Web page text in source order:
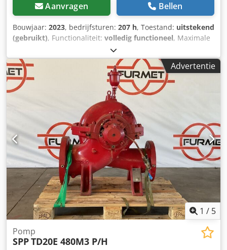
Aanvragen Bellen
Bouwjaar: 2023, bedrijfsturen: 207 h, Toestand: uitstekend
(gebruikt), Functionaliteit: volledig functioneel, Maximale
pompdruk: 55 bar, pompcapaciteit: 3 - 30 m³/h,
opvangtrechter: 300 liter, gewicht: 2.450 kg, inclusief
transportslangen. Dodpfx Adjznwtzjwokr
Advertentie
1 / 5
Pomp
SPPTD20E 480M3 P/H